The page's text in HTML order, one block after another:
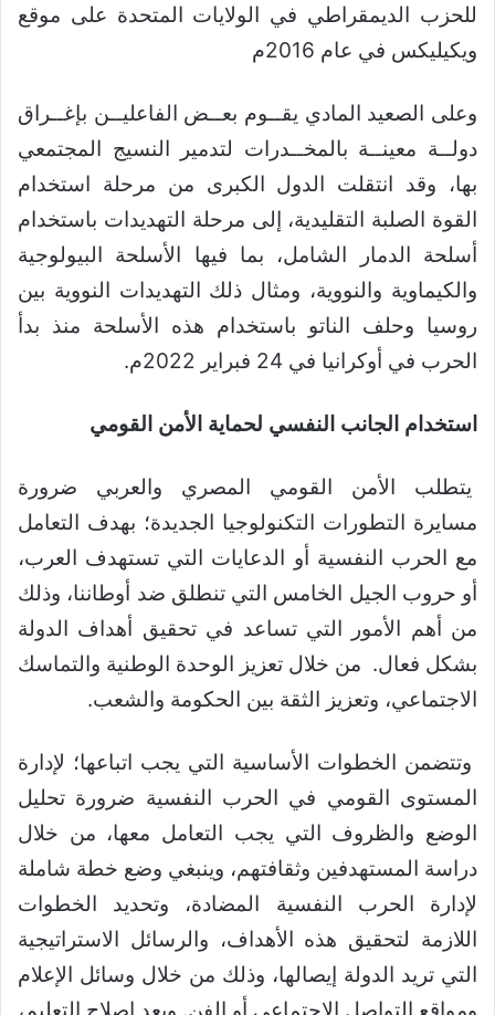
للحزب الديمقراطي في الولايات المتحدة على موقع
ويكيليكس في عام 2016م
وعلى الصعيد المادي يقــوم بعــض الفاعليــن بإغــراق
دولــة معينــة بالمخــدرات لتدمير النسيج المجتمعي
بها، وقد انتقلت الدول الكبرى من مرحلة استخدام
القوة الصلبة التقليدية، إلى مرحلة التهديدات باستخدام
أسلحة الدمار الشامل، بما فيها الأسلحة البيولوجية
والكيماوية والنووية، ومثال ذلك التهديدات النووية بين
روسيا وحلف الناتو باستخدام هذه الأسلحة منذ بدأ
الحرب في أوكرانيا في 24 فبراير 2022م.
استخدام الجانب النفسي لحماية الأمن القومي
يتطلب الأمن القومي المصري والعربي ضرورة
مسايرة التطورات التكنولوجيا الجديدة؛ بهدف التعامل
مع الحرب النفسية أو الدعايات التي تستهدف العرب،
أو حروب الجيل الخامس التي تنطلق ضد أوطاننا، وذلك
من أهم الأمور التي تساعد في تحقيق أهداف الدولة
بشكل فعال. من خلال تعزيز الوحدة الوطنية والتماسك
الاجتماعي، وتعزيز الثقة بين الحكومة والشعب.
وتتضمن الخطوات الأساسية التي يجب اتباعها؛ لإدارة
المستوى القومي في الحرب النفسية ضرورة تحليل
الوضع والظروف التي يجب التعامل معها، من خلال
دراسة المستهدفين وثقافتهم، وينبغي وضع خطة شاملة
لإدارة الحرب النفسية المضادة، وتحديد الخطوات
اللازمة لتحقيق هذه الأهداف، والرسائل الاستراتيجية
التي تريد الدولة إيصالها، وذلك من خلال وسائل الإعلام